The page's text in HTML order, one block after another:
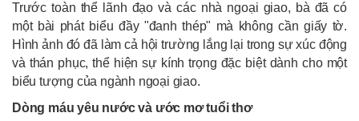
Trước toàn thể lãnh đạo và các nhà ngoại giao, bà đã có
một bài phát biểu đầy "đanh thép" mà không cần giấy tờ.
Hình ảnh đó đã làm cả hội trường lắng lại trong sự xúc động
và thán phục, thể hiện sự kính trọng đặc biệt dành cho một
biểu tượng của ngành ngoại giao.
Dòng máu yêu nước và ước mơ tuổi thơ